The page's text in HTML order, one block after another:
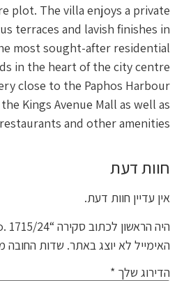
plot. The villa enjoys a private
terraces and lavish finishes in
most sought-after residential
in the heart of the city centre
close to the Paphos Harbour
Kings Avenue Mall as well as
and other amenities.
חוות דעת
אין עדיין חוות דעת.
היה הראשון לכתוב סקירה “Azalea Villas – Villa No. 1715/24”
האימייל לא יוצג באתר. שדות החובה
הדירוג שלך *